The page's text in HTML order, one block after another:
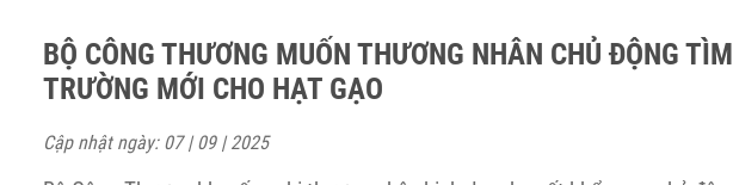
BỘ CÔNG THƯƠNG MUỐN THƯƠNG NHÂN CHỦ ĐỘNG
TRƯỜNG MỚI CHO HẠT GẠO
Cập nhật ngày: 07 | 09 | 2025